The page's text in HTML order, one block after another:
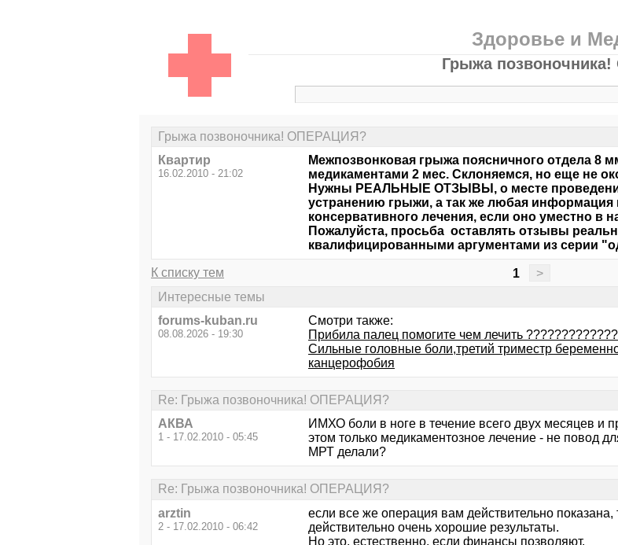
Здоровье и
Грыжа
Грыжа позвоночника! ОПЕРАЦИЯ?
Квартир
16.02.2010 - 21:02
Межпозвонковая грыжа поясничного отдела 8
медикаментами 2 мес. Склоняемся, но еще не
Нужны РЕАЛЬНЫЕ ОТЗЫВЫ, о месте
устранению грыжи, а так же любая информация
консервативного лечения, если оно уместно в
Пожалуйста, просьба оставлять отзывы
квалифицированными аргументами из серии
К списку тем 1 >
Интересные темы
forums-kuban.ru
08.08.2026 - 19:30
Смотри также:
Прибила палец помогите чем лечить
Сильные головные боли,третий триместр
канцерофобия
Re: Грыжа позвоночника! ОПЕРАЦИЯ?
АКВА
1 - 17.02.2010 - 05:45
ИМХО боли в ноге в течение всего двух месяцев и
этом только медикаментозное лечение - не повод
МРТ делали?
Re: Грыжа позвоночника! ОПЕРАЦИЯ?
arztin
2 - 17.02.2010 - 06:42
если все же операция вам действительно
действительно очень хорошие результаты.
Но это, естественно, если финансы позволяют.